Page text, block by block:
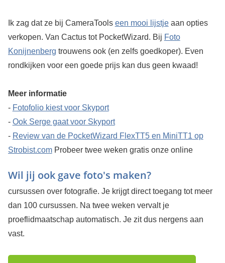
Ik zag dat ze bij CameraTools een mooi lijstjeaan opties
verkopen. Van Cactus tot PocketWizard. Bij Foto
Konijnenberg trouwens ook (en zelfs goedkoper). Even
rondkijken voor een goede prijs kan dus geen kwaad!
Meer informatie
- Fotofolio kiest voor Skyport
- Ook Serge gaat voor Skyport
- Review van de PocketWizard FlexTT5 en MiniTT1 op
Strobist.com
Wil jij ook gave foto's maken?
Probeer twee weken gratis onze online
cursussen over fotografie. Je krijgt direct toegang tot meer
dan 100 cursussen. Na twee weken vervalt je
proeflidmaatschap automatisch. Je zit dus nergens aan
vast.